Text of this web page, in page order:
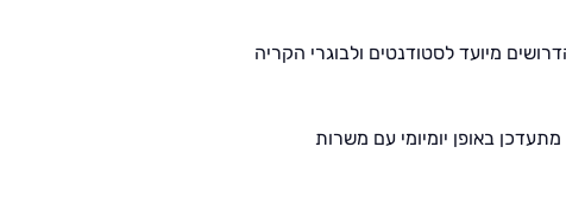
מיועד לסטודנטים ולבוגרי הקריה
באופן יומיומי עם משרות